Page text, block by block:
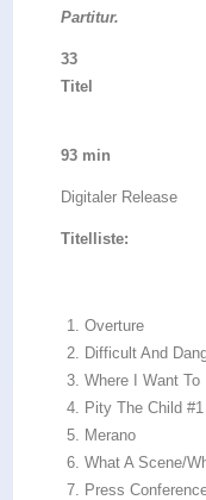
Partitur.
33
93 min
Digitaler Release
Titelliste:
Overture
Difficult And
Where I Want To
Pity The Child #1
Merano
What A Scene/
Press